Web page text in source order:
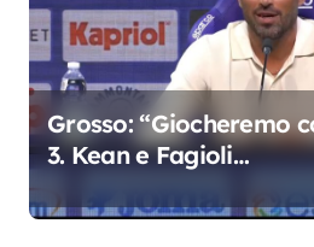
Grosso: “Giocheremo
3. Kean e Fagioli
colpo”